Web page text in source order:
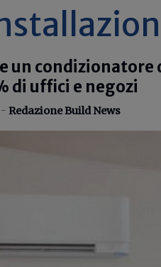
un
di uffici e negozi
- Redazione Build News